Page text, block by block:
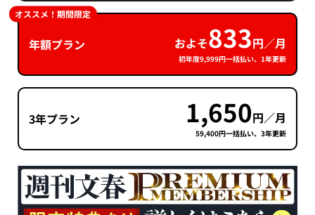
年額プラン およそ833円／月
初年度9,999円一括払い、1年更新
オススメ！期間限定
3年プラン 1,650円／月
59,400円一括払い、3年更新